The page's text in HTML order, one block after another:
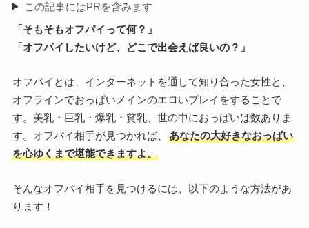
この記事にはPRを含みます
「そもそもオフパイって何？」
「オフパイしたいけど、どこで出会えば良いの？」
オフパイとは、インターネットを通して知り合った女性と、
オフラインでおっぱいメインのエロいプレイをすることで
す。美乳・巨乳・爆乳・貧乳、世の中におっぱいは数ありま
す。オフパイ相手が見つかれば、
あなたの大好きなおっぱい
を心ゆくまで堪能できますよ。
そんなオフパイ相手を見つけるには、以下のような方法があ
ります！